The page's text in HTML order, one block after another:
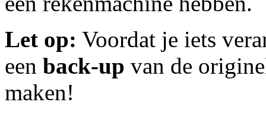
Let op: Voordat je iets
een back-up van de
maken!